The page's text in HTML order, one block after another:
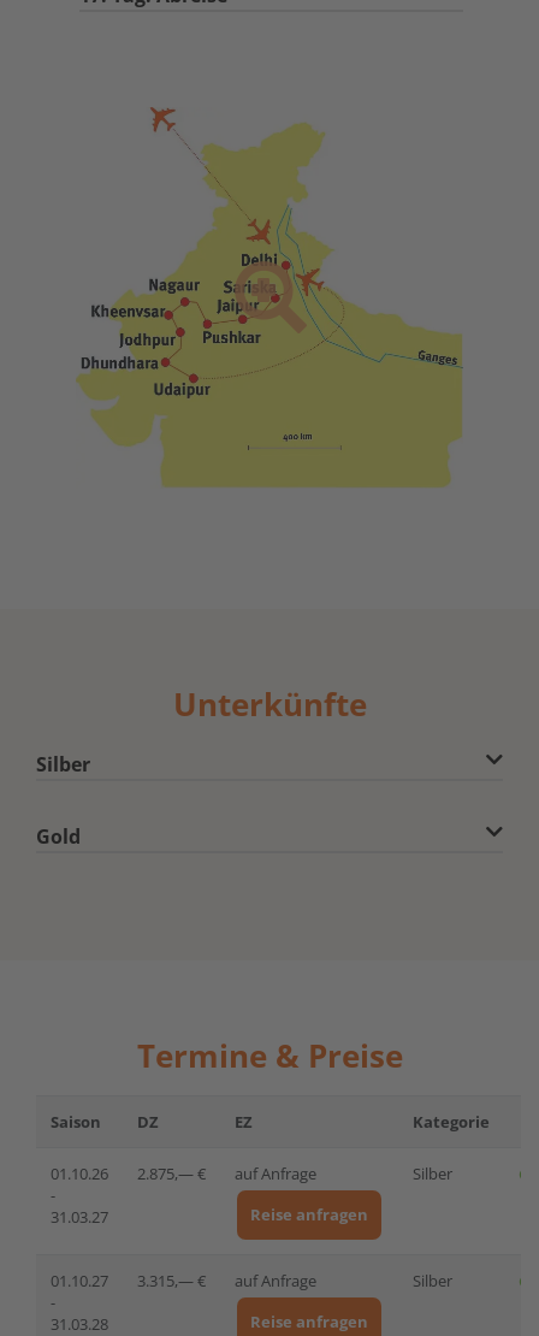
Unterkünfte
Silber
Gold
Termine & Preise
Saison DZ EZ Kategorie
01.10.26
-
31.03.27
2.875,— €
auf Anfrage
Reise anfragen
Silber
01.10.27
-
31.03.28
3.315,— €
auf Anfrage
Reise anfragen
Silber